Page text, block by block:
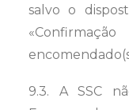
salvo o
9.3. A SSC